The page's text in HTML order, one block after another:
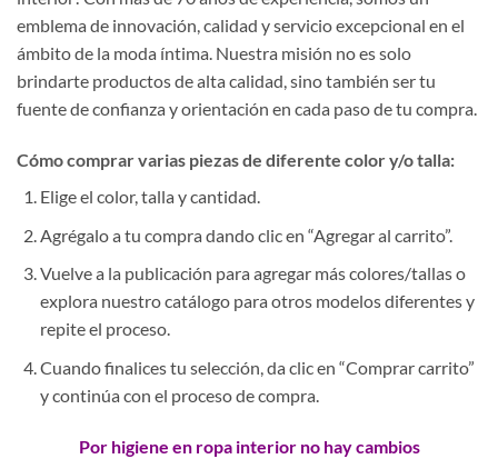
emblema de innovación, calidad y servicio excepcional en el
ámbito de la moda íntima. Nuestra misión no es solo
brindarte productos de alta calidad, sino también ser tu
fuente de confianza y orientación en cada paso de tu compra.
Cómo comprar varias piezas de diferente color y/o talla:
Elige el color, talla y cantidad.
Agrégalo a tu compra dando clic en “Agregar al carrito”.
Vuelve a la publicación para agregar más colores/tallas o
explora nuestro catálogo para otros modelos diferentes y
repite el proceso.
Cuando finalices tu selección, da clic en “Comprar carrito”
y continúa con el proceso de compra.
Por higiene en ropa interior no hay cambios